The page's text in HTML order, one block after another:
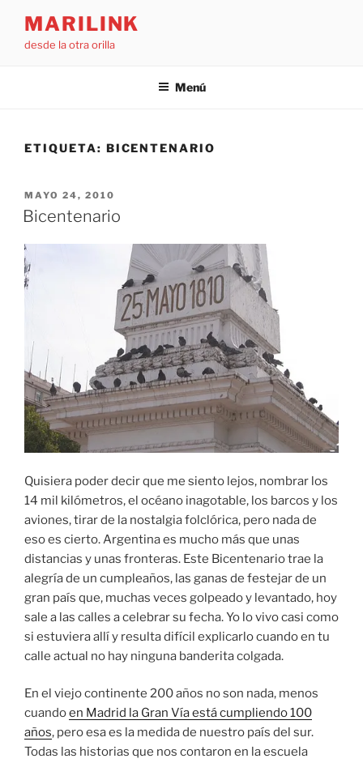
contenido
MARILINK
desde la otra orilla
Menú
ETIQUETA: BICENTENARIO
PUBLICADO
EL
MAYO 24, 2010
Bicentenario
Quisiera poder decir que me siento lejos, nombrar los
14 mil kilómetros, el océano inagotable, los barcos y los
aviones, tirar de la nostalgia folclórica, pero nada de
eso es cierto. Argentina es mucho más que unas
distancias y unas fronteras. Este Bicentenario trae la
alegría de un cumpleaños, las ganas de festejar de un
gran país que, muchas veces golpeado y levantado, hoy
sale a las calles a celebrar su fecha. Yo lo vivo casi como
si estuviera allí y resulta difícil explicarlo cuando en tu
calle actual no hay ninguna banderita colgada.
En el viejo continente 200 años no son nada, menos
cuandoen Madrid la Gran Vía está cumpliendo 100
años, pero esa es la medida de nuestro país del sur.
Todas las historias que nos contaron en la escuela